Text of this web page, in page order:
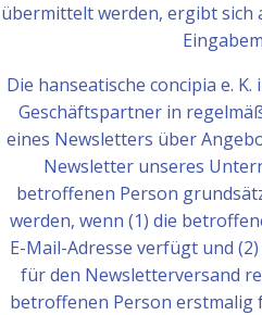
übermittelt werden, ergibt sich
Die hanseatische concipia e.
Geschäftspartner in
eines Newsletters über
Newsletter unseres
betroffenen Person
werden, wenn (1) die
E-Mail-Adresse verfügt und
für den Newsletterversand
betroffenen Person erstmalig